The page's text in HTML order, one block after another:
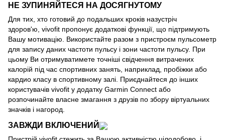
НЕ ЗУПИНЯЙТЕСЯ НА ДОСЯГНУТОМУ
Для тих, хто готовий до подальших кроків назустріч
здоров'ю, vivofit пропонує додаткові функції, що підтримують
Вашу мотивацію. Використайте разом з пристроєм пульсометр
для запису даних частоти пульсу і зони частоти пульсу. При
цьому Ви отримуватимете точніші свідчення витрачених
калорій під час спортивних занять, наприклад, пробіжки або
кардио класу в спортивному залі. Приєднайтеся до інших
користувачів vivofit у додатку Garmin Connect або
розпочинайте власне змагання з друзів по збору віртуальних
значків і нагород.
ЗАВЖДИ ВКЛЮЧЕНИЙ